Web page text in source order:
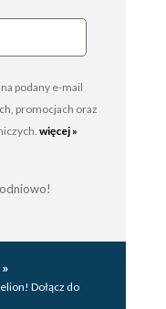
podany e-mail
promocjach oraz
więcej »
Dołącz do